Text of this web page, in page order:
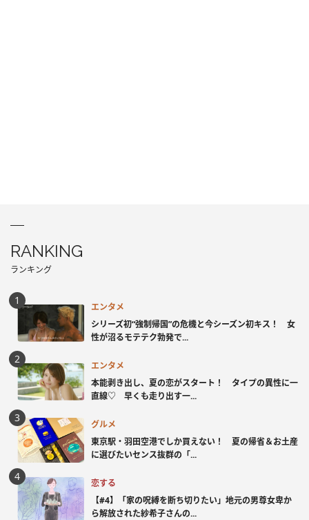
RANKING
ランキング
エンタメ
シリーズ初“強制帰国”の危機と今シーズン初キス！ 女
性が沼るモテテク勃発で...
エンタメ
本能剥き出し、夏の恋がスタート！ タイプの異性に一
直線♡ 早くも走り出す一...
グルメ
東京駅・羽田空港でしか買えない！ 夏の帰省＆お土産
に選びたいセンス抜群の「...
恋する
【#4】「家の呪縛を断ち切りたい」地元の男尊女卑か
ら解放された紗希子さんの...